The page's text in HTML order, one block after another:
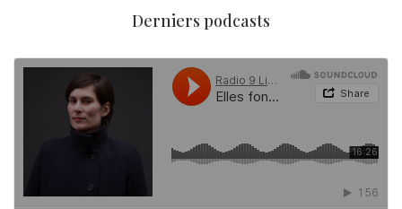
Derniers podcasts